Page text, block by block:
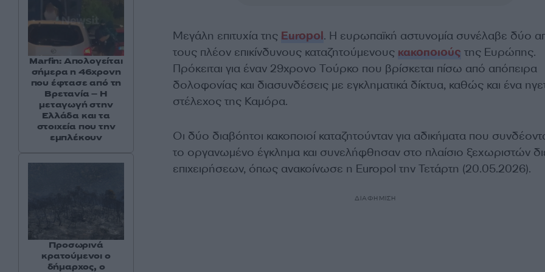
Μεγάλη επιτυχία της Europol. Η ευρωπαϊκή αστυνομία συνέλαβε δύο
τους πλέον επικίνδυνους καταζητούμενους κακοποιούς της Ευρώπης.
Πρόκειται για έναν 29χρονο Τούρκο που βρίσκεται πίσω από απόπειρα
δολοφονίας και διασυνδέσεις με εγκληματικά δίκτυα, καθώς και ένα
στέλεχος της Καμόρα.
Οι δύο διαβόητοι κακοποιοί καταζητούνταν για αδικήματα που
το οργανωμένο έγκλημα και συνελήφθησαν στο πλαίσιο ξεχωριστών
επιχειρήσεων, όπως ανακοίνωσε η Europol την Τετάρτη (20.05.2026).
ΔΙΑΦΗΜΙΣΗ
Marfin: Απολογείται
σήμερα η 46χρονη
που έφτασε από τη
Βρετανία – Η
μεταγωγή στην
Ελλάδα και τα
στοιχεία που την
εμπλέκουν
Προσωρινά
κρατούμενοι ο
δήμαρχος, ο